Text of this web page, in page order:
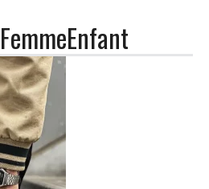
FemmeEnfant